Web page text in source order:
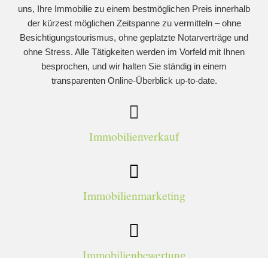
uns, Ihre Immobilie zu einem bestmöglichen Preis innerhalb
der kürzest möglichen Zeitspanne zu vermitteln – ohne
Besichtigungstourismus, ohne geplatzte Notarverträge und
ohne Stress. Alle Tätigkeiten werden im Vorfeld mit Ihnen
besprochen, und wir halten Sie ständig in einem
transparenten Online-Überblick up-to-date.
Immobilienverkauf
Immobilienmarketing
Immobilienbewertung